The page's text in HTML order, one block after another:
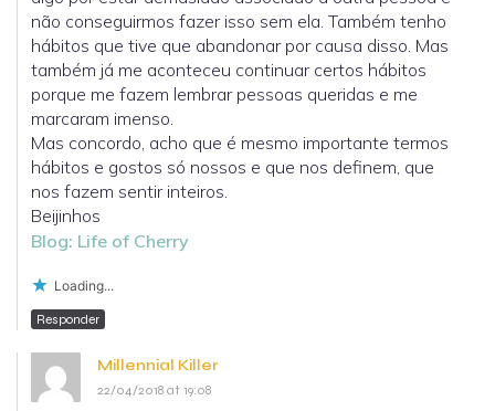
não conseguirmos fazer isso sem ela. Também tenho
hábitos que tive que abandonar por causa disso. Mas
também já me aconteceu continuar certos hábitos
porque me fazem lembrar pessoas queridas e me
marcaram imenso.
Mas concordo, acho que é mesmo importante termos
hábitos e gostos só nossos e que nos definem, que
nos fazem sentir inteiros.
Beijinhos
Blog: Life of Cherry
Loading...
Responder
Millennial Killer
22/04/2018 at 19:08